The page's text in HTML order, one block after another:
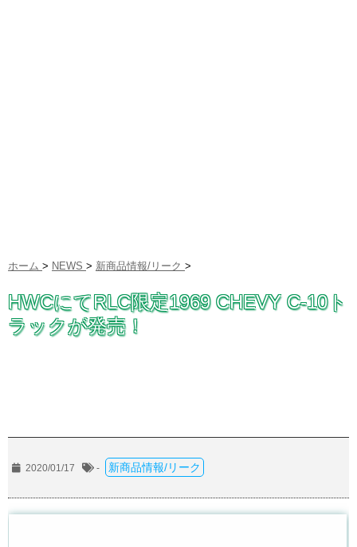
ホーム > NEWS > 新商品情報/リーク >
HWCにてRLC限定1969 CHEVY C-10ト
ラックが発売！
2020/01/17 - 新商品情報/リーク